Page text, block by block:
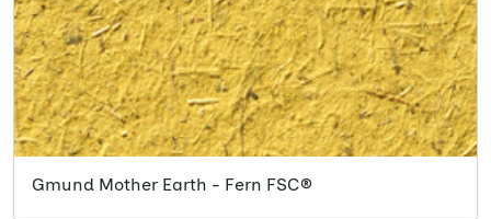
Gmund Mother Earth - Fern FSC®